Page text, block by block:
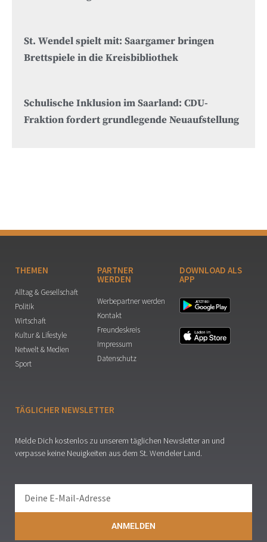
St. Wendel spielt mit: Saargamer bringen
Brettspiele in die Kreisbibliothek
Schulische Inklusion im Saarland: CDU-
Fraktion fordert grundlegende Neuaufstellung
THEMEN
Alltag & Gesellschaft
Politik
Wirtschaft
Kultur & Lifestyle
Netwelt & Medien
Sport
PARTNER
WERDEN
Werbepartner werden
Kontakt
Freundeskreis
Impressum
Datenschutz
DOWNLOAD ALS
APP
TÄGLICHER NEWSLETTER
Melde Dich kostenlos zu unserem täglichen Newsletter an und
verpasse keine Neuigkeiten aus dem St. Wendeler Land.
ANMELDEN